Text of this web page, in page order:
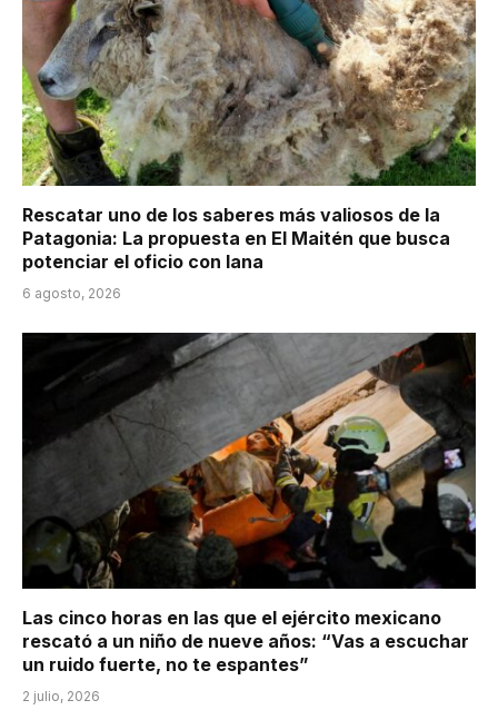
Rescatar uno de los saberes más valiosos de la
Patagonia: La propuesta en El Maitén que busca
potenciar el oficio con lana
6 agosto, 2026
Las cinco horas en las que el ejército mexicano
rescató a un niño de nueve años: “Vas a escuchar
un ruido fuerte, no te espantes”
2 julio, 2026